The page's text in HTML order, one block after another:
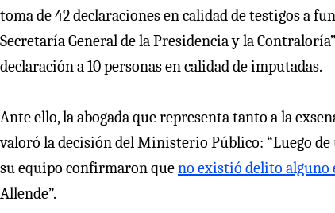
toma de 42 declaraciones en calidad de testigos a
Secretaría General de la Presidencia y la
declaración a 10 personas en calidad de imputadas.
Ante ello, la abogada que representa tanto a la
valoró la decisión del Ministerio Público: “Luego
su equipo confirmaron queno existió delito alguno
Allende”.